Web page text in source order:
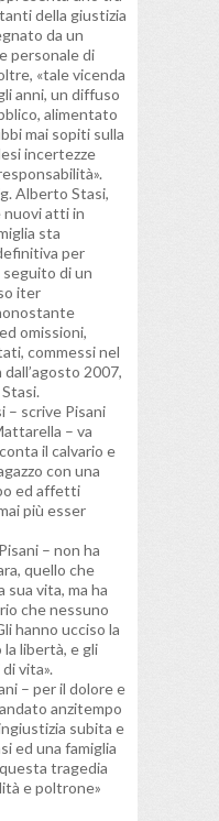
della giustizia
da un
personale di
«tale vicenda
anni, un diffuso
alimentato
mai sopiti sulla
incertezze
Alberto Stasi,
atti in
sta
per
seguito di un
iter
omissioni,
commessi nel
2007,
– scrive Pisani
– va
il calvario e
con una
ed affetti
più esser
– non ha
quello che
sua vita, ma ha
che nessuno
hanno ucciso la
libertà, e gli
vita».
– per il dolore e
anzitempo
subita e
ed una famiglia
tragedia
e poltrone»